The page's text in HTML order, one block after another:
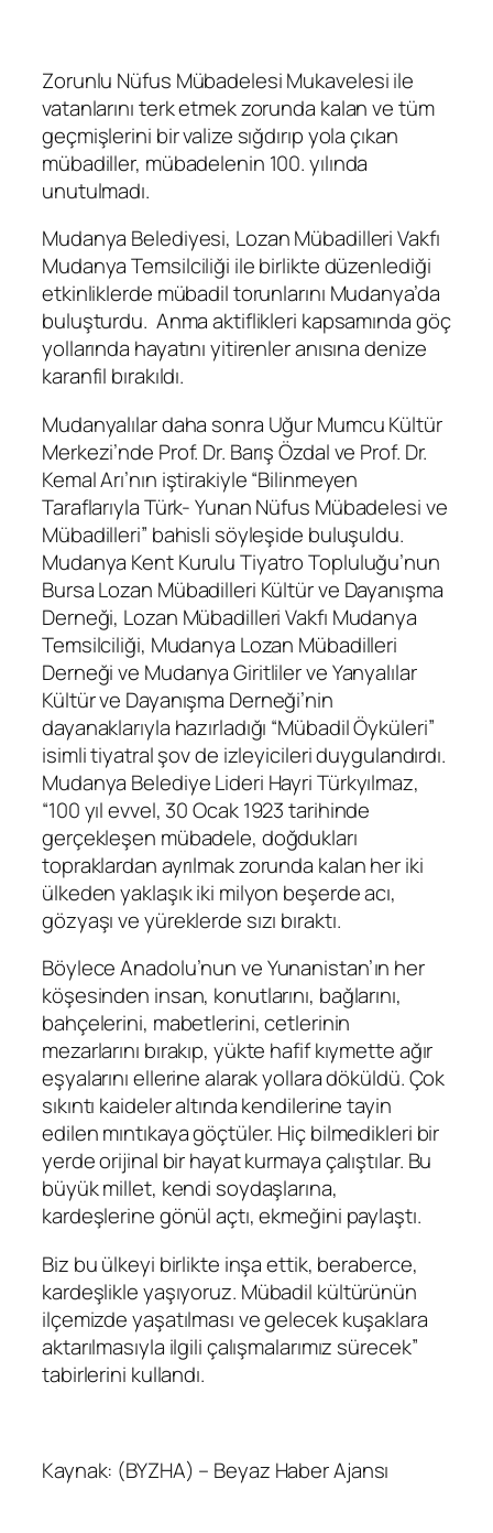
Zorunlu Nüfus Mübadelesi Mukavelesi ile
vatanlarını terk etmek zorunda kalan ve tüm
geçmişlerini bir valize sığdırıp yola çıkan
mübadiller, mübadelenin 100. yılında
unutulmadı.
Mudanya Belediyesi, Lozan Mübadilleri Vakfı
Mudanya Temsilciliği ile birlikte düzenlediği
etkinliklerde mübadil torunlarını Mudanya’da
buluşturdu. Anma aktiflikleri kapsamında göç
yollarında hayatını yitirenler anısına denize
karanfil bırakıldı.
Mudanyalılar daha sonra Uğur Mumcu Kültür
Merkezi’nde Prof. Dr. Barış Özdal ve Prof. Dr.
Kemal Arı’nın iştirakiyle “Bilinmeyen
Taraflarıyla Türk- Yunan Nüfus Mübadelesi ve
Mübadilleri” bahisli söyleşide buluşuldu.
Mudanya Kent Kurulu Tiyatro Topluluğu’nun
Bursa Lozan Mübadilleri Kültür ve Dayanışma
Derneği, Lozan Mübadilleri Vakfı Mudanya
Temsilciliği, Mudanya Lozan Mübadilleri
Derneği ve Mudanya Giritliler ve Yanyalılar
Kültür ve Dayanışma Derneği’nin
dayanaklarıyla hazırladığı “Mübadil Öyküleri”
isimli tiyatral şov de izleyicileri duygulandırdı.
Mudanya Belediye Lideri Hayri Türkyılmaz,
“100 yıl evvel, 30 Ocak 1923 tarihinde
gerçekleşen mübadele, doğdukları
topraklardan ayrılmak zorunda kalan her iki
ülkeden yaklaşık iki milyon beşerde acı,
gözyaşı ve yüreklerde sızı bıraktı.
Böylece Anadolu’nun ve Yunanistan’ın her
köşesinden insan, konutlarını, bağlarını,
bahçelerini, mabetlerini, cetlerinin
mezarlarını bırakıp, yükte hafif kıymette ağır
eşyalarını ellerine alarak yollara döküldü. Çok
sıkıntı kaideler altında kendilerine tayin
edilen mıntıkaya göçtüler. Hiç bilmedikleri bir
yerde orijinal bir hayat kurmaya çalıştılar. Bu
büyük millet, kendi soydaşlarına,
kardeşlerine gönül açtı, ekmeğini paylaştı.
Biz bu ülkeyi birlikte inşa ettik, beraberce,
kardeşlikle yaşıyoruz. Mübadil kültürünün
ilçemizde yaşatılması ve gelecek kuşaklara
aktarılmasıyla ilgili çalışmalarımız sürecek”
tabirlerini kullandı.
Kaynak: (BYZHA) – Beyaz Haber Ajansı